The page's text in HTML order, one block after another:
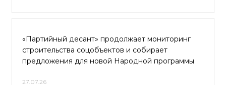
«Партийный десант» продолжает мониторинг
строительства соцобъектов и собирает
предложения для новой Народной программы
27.07.26